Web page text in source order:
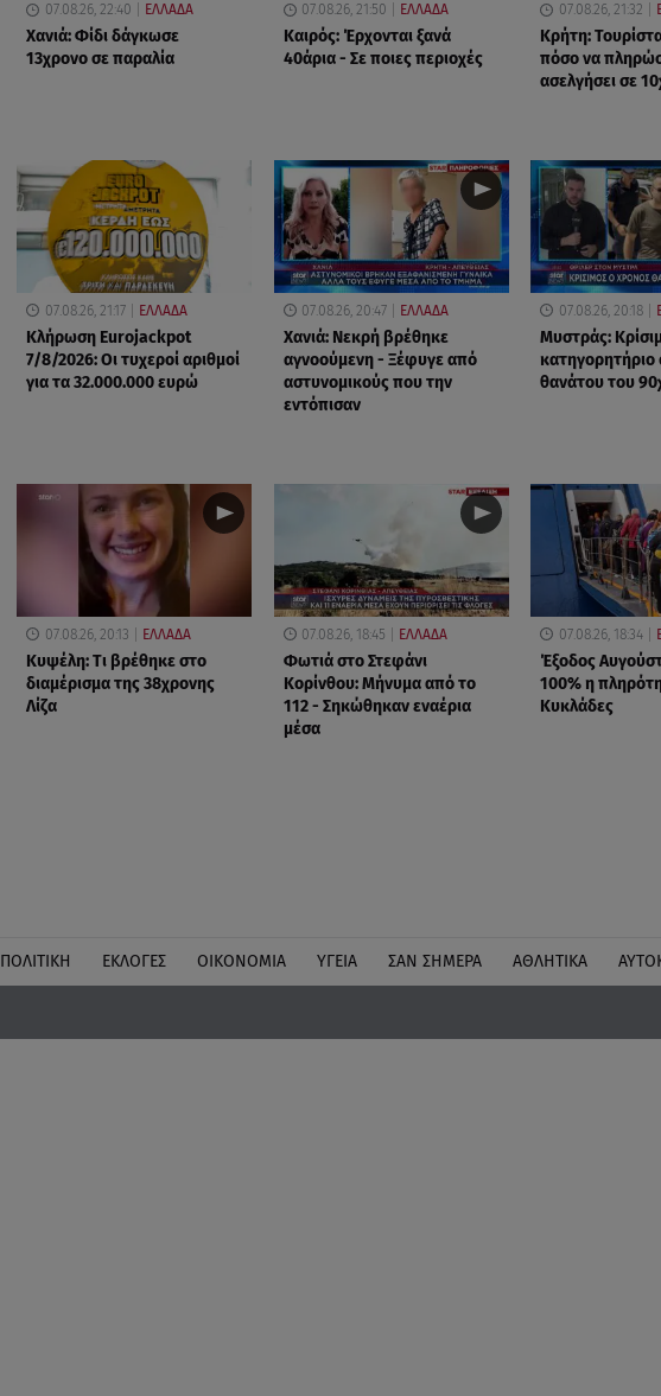
07.08.26, 22:40 ΕΛΛΑΔΑ
Χανιά: Φίδι δάγκωσε
13χρονο σε παραλία
07.08.26, 21:50 ΕΛΛΑΔΑ
Καιρός: Έρχονται ξανά
40άρια - Σε ποιες περιοχές
07.08.26, 21:32
Κρήτη:
πόσο να
ασελγήσει σε
07.08.26, 21:17 ΕΛΛΑΔΑ
Κλήρωση Eurojackpot
7/8/2026: Οι τυχεροί αριθμοί
για τα 32.000.000 ευρώ
07.08.26, 20:47 ΕΛΛΑΔΑ
Χανιά: Νεκρή βρέθηκε
αγνοούμενη - Ξέφυγε από
αστυνομικούς που την
εντόπισαν
07.08.26, 20:18
Μυστράς:
κατηγορητήριο
θανάτου του
07.08.26, 20:13 ΕΛΛΑΔΑ
Κυψέλη: Tι βρέθηκε στο
διαμέρισμα της 38χρονης
Λίζα
07.08.26, 18:45 ΕΛΛΑΔΑ
Φωτιά στο Στεφάνι
Κορίνθου: Μήνυμα από το
112 - Σηκώθηκαν εναέρια
μέσα
07.08.26, 18:34
Έξοδος
100% η
Κυκλάδες
ΠΟΛΙΤΙΚΗ ΕΚΛΟΓΕΣ ΟΙΚΟΝΟΜΙΑ ΥΓΕΙΑ ΣΑΝ ΣΗΜΕΡΑ ΑΘΛΗΤΙΚΑ